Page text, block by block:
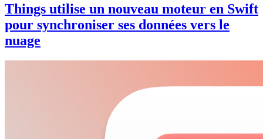
Things utilise un nouveau moteur en Swift
pour synchroniser ses données vers le
nuage